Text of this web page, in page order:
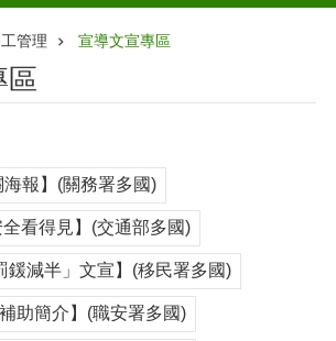
管理 宣導文宣專區
區
海報】(關務署多國)
全看得見】(交通部多國)
鍰減半」文宣】(移民署多國)
助簡介】(職安署多國)